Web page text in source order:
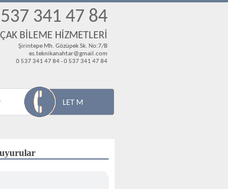
341 47 84
BİLEME HİZMETLERİ
Şirintepe Mh. Gözüpek Sk. No:7/B
es.teknikanahtar@gmail.com
0 537 341 47 84 - 0 537 341 47 84
LET M